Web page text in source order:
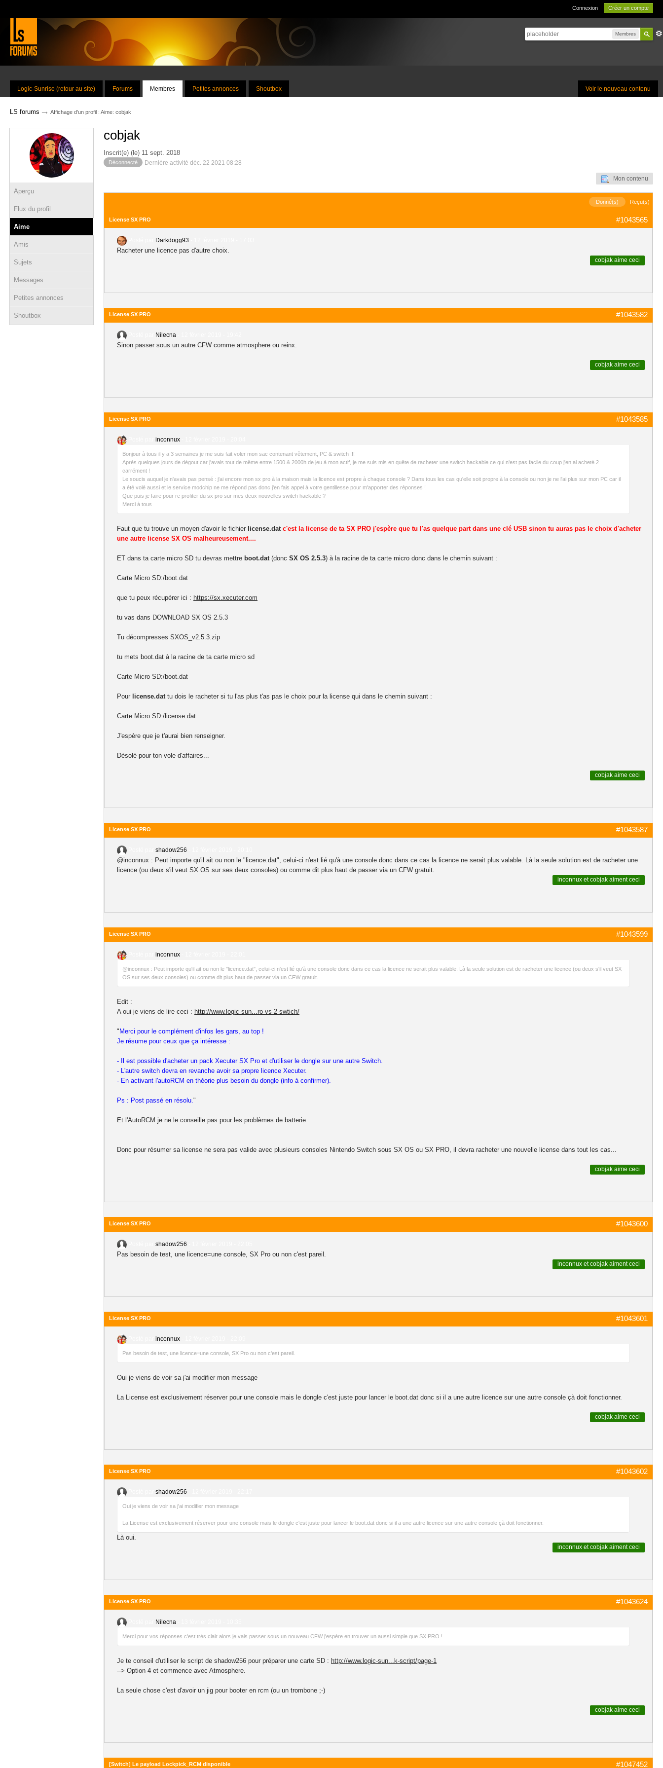
Connexion Créer un compte
Membres
Voir le nouveau contenu
Logic-Sunrise (retour au site) Forums Membres Petites annonces Shoutbox
LS forums → Affichage d'un profil : Aime: cobjak
Aperçu
Flux du profil
Aime
Amis
Sujets
Messages
Petites annonces
Shoutbox
cobjak
Inscrit(e) (le) 11 sept. 2018
Déconnecté Dernière activité déc. 22 2021 08:28
Mon contenu
Donné(s) Reçu(s)
#1043565
License SX PRO
Darkdogg93
Racheter une licence pas d'autre choix.
cobjak aime ceci
#1043582
License SX PRO
Nilecna
Sinon passer sous un autre CFW comme atmosphere ou reinx.
cobjak aime ceci
#1043585
License SX PRO
inconnux
Bonjour à tous il y a 3 semaines je me suis fait voler mon sac contenant vêtement, PC & switch !!!
Après quelques jours de dégout car j'avais tout de même entre 1500 & 2000h de jeu à mon actif, je me suis mis en quête de racheter une switch hackable ce qui n'est pas facile du coup j'en ai acheté 2
carrément !
Le soucis auquel je n'avais pas pensé : j'ai encore mon sx pro à la maison mais la licence est propre à chaque console ? Dans tous les cas qu'elle soit propre à la console ou non je ne l'ai plus sur mon PC car il
a été volé aussi et le service modchip ne me répond pas donc j'en fais appel à votre gentillesse pour m'apporter des réponses !
Que puis je faire pour re profiter du sx pro sur mes deux nouvelles switch hackable ?
Merci à tous
Faut que tu trouve un moyen d'avoir le fichier license.dat c'est la license de ta SX PRO j'espère que tu l'as quelque part dans une clé USB sinon tu auras pas le choix d'acheter
une autre license SX OS malheureusement....
ET dans ta carte micro SD tu devras mettre boot.dat(donc SX OS 2.5.3) à la racine de ta carte micro donc dans le chemin suivant :
Carte Micro SD:/boot.dat
que tu peux récupérer ici : https://sx.xecuter.com
tu vas dans DOWNLOAD SX OS 2.5.3
Tu décompresses SXOS_v2.5.3.zip
tu mets boot.dat à la racine de ta carte micro sd
Carte Micro SD:/boot.dat
Pour license.dattu dois le racheter si tu l'as plus t'as pas le choix pour la license qui dans le chemin suivant :
Carte Micro SD:/license.dat
J'espère que je t'aurai bien renseigner.
Désolé pour ton vole d'affaires...
cobjak aime ceci
#1043587
License SX PRO
shadow256
@inconnux : Peut importe qu'il ait ou non le "licence.dat", celui-ci n'est lié qu'à une console donc dans ce cas la licence ne serait plus valable. Là la seule solution est de racheter une
licence (ou deux s'il veut SX OS sur ses deux consoles) ou comme dit plus haut de passer via un CFW gratuit.
inconnux etcobjak aiment ceci
#1043599
License SX PRO
inconnux
@inconnux : Peut importe qu'il ait ou non le "licence.dat", celui-ci n'est lié qu'à une console donc dans ce cas la licence ne serait plus valable. Là la seule solution est de racheter une licence (ou deux s'il veut SX
OS sur ses deux consoles) ou comme dit plus haut de passer via un CFW gratuit.
Edit :
A oui je viens de lire ceci : http://www.logic-sun...ro-vs-2-swtich/
" Merci pour le complément d'infos les gars, au top !
Je résume pour ceux que ça intéresse :
- Il est possible d'acheter un pack Xecuter SX Pro et d'utiliser le dongle sur une autre Switch.
- L'autre switch devra en revanche avoir sa propre licence Xecuter.
- En activant l'autoRCM en théorie plus besoin du dongle (info à confirmer).
Ps : Post passé en résolu."
Et l'AutoRCM je ne le conseille pas pour les problèmes de batterie
Donc pour résumer sa license ne sera pas valide avec plusieurs consoles Nintendo Switch sous SX OS ou SX PRO, il devra racheter une nouvelle license dans tout les cas...
cobjak aime ceci
#1043600
License SX PRO
shadow256
Pas besoin de test, une licence=une console, SX Pro ou non c'est pareil.
inconnux etcobjak aiment ceci
#1043601
License SX PRO
inconnux
Pas besoin de test, une licence=une console, SX Pro ou non c'est pareil.
Oui je viens de voir sa j'ai modifier mon message
La License est exclusivement réserver pour une console mais le dongle c'est juste pour lancer le boot.dat donc si il a une autre licence sur une autre console çà doit fonctionner.
cobjak aime ceci
#1043602
License SX PRO
shadow256
Oui je viens de voir sa j'ai modifier mon message
La License est exclusivement réserver pour une console mais le dongle c'est juste pour lancer le boot.dat donc si il a une autre licence sur une autre console çà doit fonctionner.
Là oui.
inconnux etcobjak aiment ceci
#1043624
License SX PRO
Nilecna
Merci pour vos réponses c'est très clair alors je vais passer sous un nouveau CFW j'espère en trouver un aussi simple que SX PRO !
Je te conseil d'utiliser le script de shadow256 pour préparer une carte SD : http://www.logic-sun...k-script/page-1
--> Option 4 et commence avec Atmosphere.
La seule chose c'est d'avoir un jig pour booter en rcm (ou un trombone ;-)
cobjak aime ceci
#1047452
[Switch] Le payload Lockpick_RCM disponible